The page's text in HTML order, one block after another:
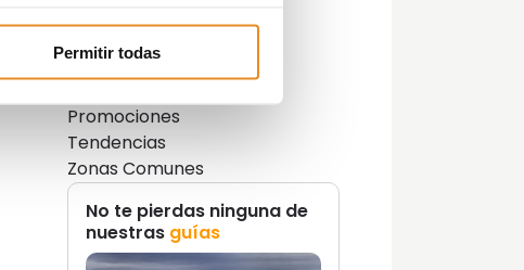
Permitir todas
Opinión del Experto
Promociones
Tendencias
Zonas Comunes
No te pierdas ninguna de
nuestras guías